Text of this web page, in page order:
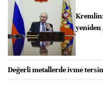
Kremlin:
yeniden
Değerli metallerde ivme